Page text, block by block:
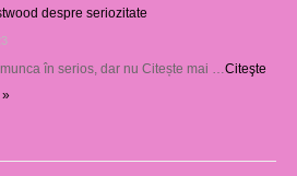
despre seriozitate
în serios, dar nu Citește mai … Citeşte
»